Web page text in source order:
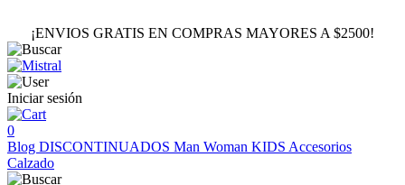
¡ENVIOS GRATIS EN COMPRAS MAYORES A $2500!
Iniciar sesión
0
Blog DISCONTINUADOS Man Woman KIDS Accesorios
Calzado